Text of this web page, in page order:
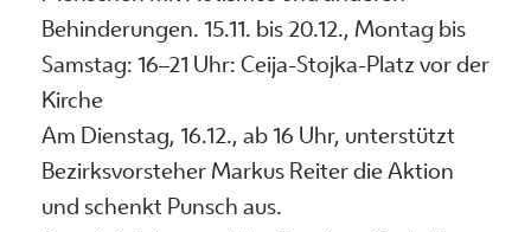
Behinderungen. 15.11. bis 20.12., Montag bis
Samstag: 16–21 Uhr: Ceija-Stojka-Platz vor der
Kirche
Am Dienstag, 16.12., ab 16 Uhr, unterstützt
Bezirksvorsteher Markus Reiter die Aktion
und schenkt Punsch aus.